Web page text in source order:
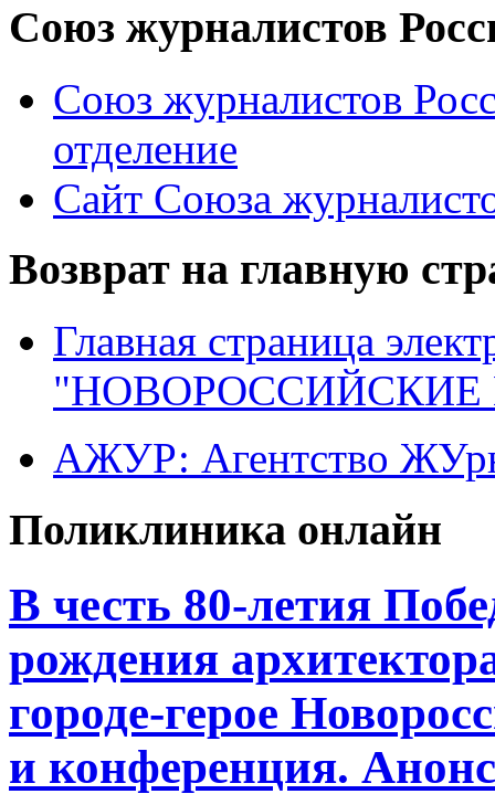
Союз журналистов
Союз журналистов
отделение
Сайт Союза
Возврат на главную
Главная страница
"НОВОРОССИЙСКИЕ
АЖУР: Агентство
Поликлиника онлайн
В честь 80-летия
рождения
городе-герое
и конференция.